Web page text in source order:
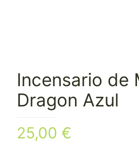
Incensario de
Dragon Azul
25,00 €